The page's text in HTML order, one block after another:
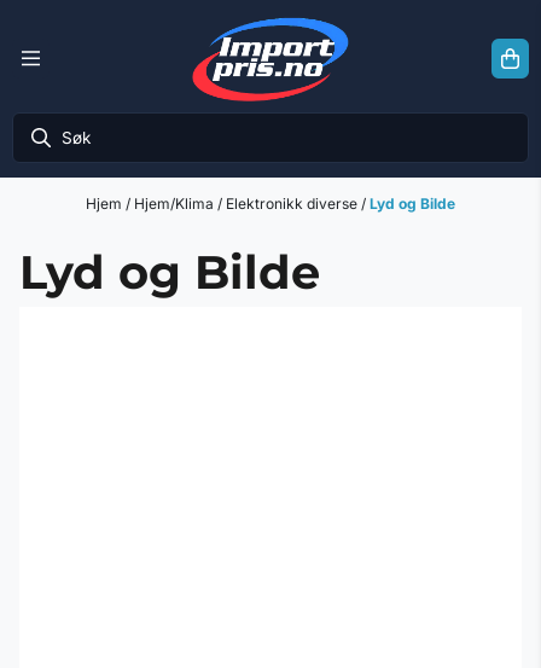
Hjem / Hjem/Klima / Elektronikk diverse / Lyd og Bilde
Lyd og Bilde